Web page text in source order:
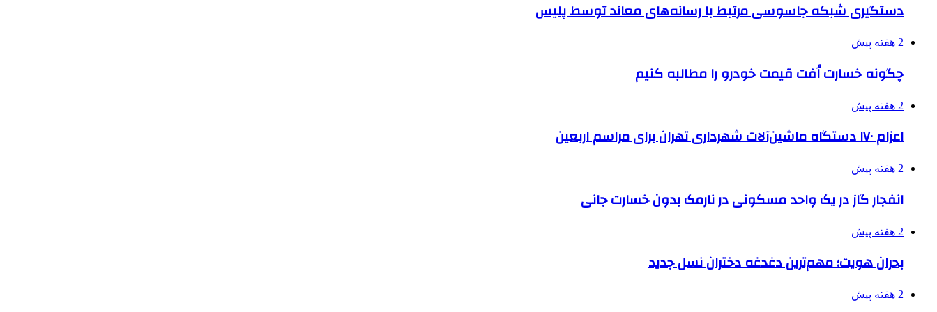
دستگیری شبکه جاسوسی مرتبط با رسانه‌های معاند توسط پلیس
2 هفته پیش
چگونه خسارت اُفت قیمت خودرو را مطالبه کنیم
2 هفته پیش
اعزام ۱۷۰ دستگاه ماشین‌آلات شهرداری تهران برای مراسم اربعین
2 هفته پیش
انفجار گاز در یک واحد مسکونی در نارمک بدون خسارت جانی
2 هفته پیش
بحران هویت؛ مهم‌ترین دغدغه دختران نسل جدید
2 هفته پیش